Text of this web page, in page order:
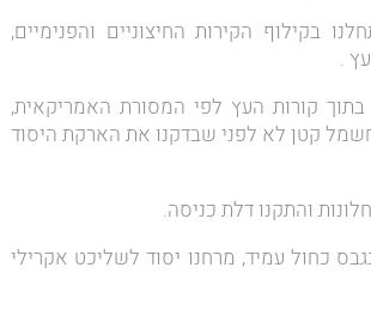
בקילוף הקירות החיצוניים והפנימיים,
.
קורות העץ לפי המסורת האמריקאית,
חשמל קטן לא לפני שבדקנו את הארקת היסוד
והתקנו דלת כניסה.
כחול עמיד, מרחנו יסוד לשליכט אקרילי